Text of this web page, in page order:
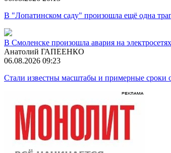
В "Лопатинском саду" произошла ещё одна
В Смоленске произошла авария на электросетях
Анатолий ГАПЕЕНКО
06.08.2026 09:23
Стали известны масштабы и примерные сроки